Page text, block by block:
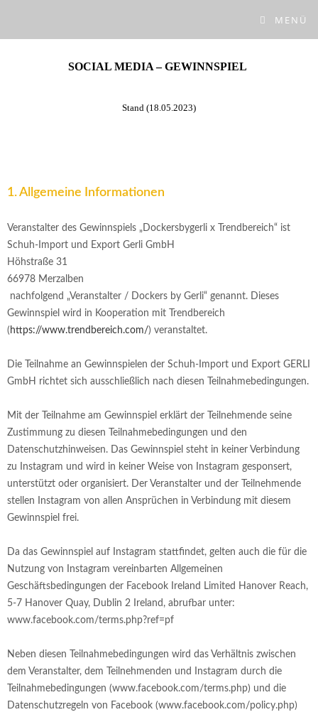
MENÜ
SOCIAL MEDIA – GEWINNSPIEL
Stand (18.05.2023)
1. Allgemeine Informationen
Veranstalter des Gewinnspiels „Dockersbygerli x Trendbereich“ ist
Schuh-Import und Export Gerli GmbH
Höhstraße 31
66978 Merzalben
nachfolgend „Veranstalter / Dockers by Gerli“ genannt. Dieses
Gewinnspiel wird in Kooperation mit Trendbereich
( https://www.trendbereich.com/) veranstaltet.
Die Teilnahme an Gewinnspielen der Schuh-Import und Export GERLI
GmbH richtet sich ausschließlich nach diesen Teilnahmebedingungen.
Mit der Teilnahme am Gewinnspiel erklärt der Teilnehmende seine
Zustimmung zu diesen Teilnahmebedingungen und den
Datenschutzhinweisen. Das Gewinnspiel steht in keiner Verbindung
zu Instagram und wird in keiner Weise von Instagram gesponsert,
unterstützt oder organisiert. Der Veranstalter und der Teilnehmende
stellen Instagram von allen Ansprüchen in Verbindung mit diesem
Gewinnspiel frei.
Da das Gewinnspiel auf Instagram stattfindet, gelten auch die für die
Nutzung von Instagram vereinbarten Allgemeinen
Geschäftsbedingungen der Facebook Ireland Limited Hanover Reach,
5-7 Hanover Quay, Dublin 2 Ireland, abrufbar unter:
www.facebook.com/terms.php?ref=pf
Neben diesen Teilnahmebedingungen wird das Verhältnis zwischen
dem Veranstalter, dem Teilnehmenden und Instagram durch die
Teilnahmebedingungen (www.facebook.com/terms.php) und die
Datenschutzregeln von Facebook (www.facebook.com/policy.php)